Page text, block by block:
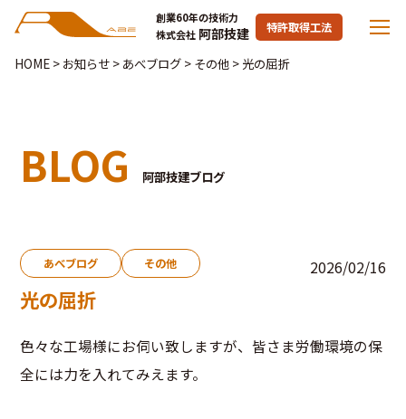
創業60年の技術力
株式会社 阿部技建 特許取得工法
HOME> お知らせ> あべブログ> その他> 光の屈折
BLOG 阿部技建ブログ
あべブログ その他 2026/02/16
光の屈折
色々な工場様にお伺い致しますが、皆さま労働環境の保
全には力を入れてみえます。